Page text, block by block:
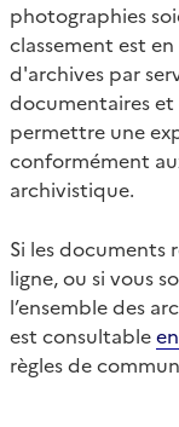
photographies
classement est
d'archives par
documentaires
permettre une
conformément
archivistique.
Si les documents
ligne, ou si vous
l’ensemble des
est consultable
règles de